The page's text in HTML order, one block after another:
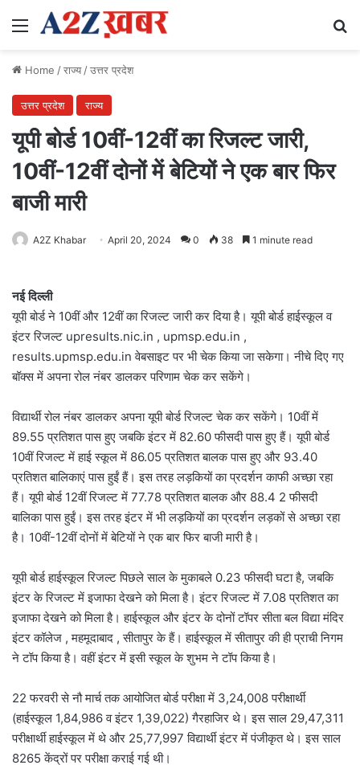
Menu
Home /राज्य/उत्तर प्रदेश
उत्तर प्रदेश राज्य
यूपी बोर्ड 10वीं-12वीं का रिजल्ट जारी,
10वीं-12वीं दोनों में बेटियों ने एक बार फिर
बाजी मारी
A2Z Khabar April 20, 2024 0 38 1 minute read
नई दिल्ली
यूपी बोर्ड ने 10वीं और 12वीं का रिजल्ट जारी कर दिया है। यूपी बोर्ड हाईस्कूल व
इंटर रिजल्ट upresults.nic.in , upmsp.edu.in ,
results.upmsp.edu.in वेबसाइट पर भी चेक किया जा सकेगा। नीचे दिए गए
बॉक्स में अपना रोल नंबर डालकर परिणाम चेक कर सकेंगे।
विद्यार्थी रोल नंबर डालकर अपना यूपी बोर्ड रिजल्ट चेक कर सकेंगे। 10वीं में
89.55 प्रतिशत पास हुए जबकि इंटर में 82.60 फीसदी पास हुए हैं। यूपी बोर्ड
10वीं रिजल्ट में हाई स्कूल में 86.05 प्रतिशत बालक पास हुए और 93.40
प्रतिशत बालिकाएं पास हुईं हैं। इस तरह लड़कियों का प्रदर्शन काफी अच्छा रहा
हैं। यूपी बोर्ड 12वीं रिजल्ट में 77.78 प्रतिशत बालक और 88.4 2 फीसदी
बालिका पास हुईं। इस तरह इंटर में भी लड़कियों का प्रदर्शन लड़कों से अच्छा रहा
है। 10वीं-12वीं दोनों में बेटियों ने एक बार फिर बाजी मारी है।
यूपी बोर्ड हाईस्कूल रिजल्ट पिछले साल के मुकाबले 0.23 फीसदी घटा है, जबकि
इंटर के रिजल्ट में इजाफा देखने को मिला है। इंटर रिजल्ट में 7.08 प्रतिशत का
इजाफा देखने को मिला है। हाईस्कूल और इंटर के दोनों टॉपर सीता बल विद्या मंदिर
इंटर कॉलेज , महमूदाबाद , सीतापुर के हैं। हाईस्कूल में सीतापुर की ही प्राची निगम
ने टॉप किया है। वहीं इंटर में इसी स्कूल के शुभम ने टॉप किया है।
22 फरवरी से नौ मार्च तक आयोजित बोर्ड परीक्षा में 3,24,008 परीक्षार्थी
(हाईस्कूल 1,84,986 व इंटर 1,39,022) गैरहाजिर थे। इस साल 29,47,311
परीक्षार्थी हाईस्कूल में थे और 25,77,997 विद्यार्थी इंटर में पंजीकृत थे। इस साल
8265 केंद्रों पर परीक्षा कराई गई थी।